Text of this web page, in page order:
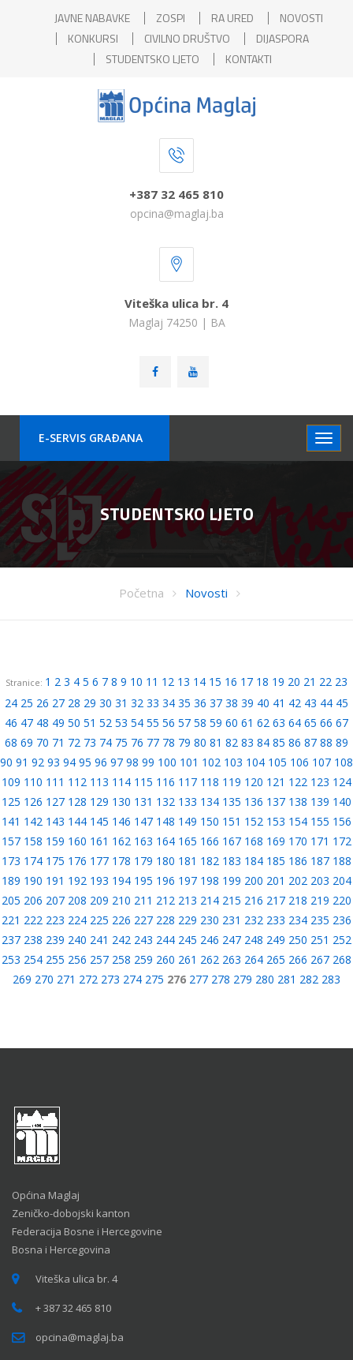
JAVNE NABAVKE ZOSPI RA URED
NOVOSTI
KONKURSI
CIVILNO DRUŠTVO
DIJASPORA
STUDENTSKO LJETO
KONTAKTI
+387 32 465 810
opcina@maglaj.ba
Viteška ulica br. 4
Maglaj 74250 | BA
E-SERVIS GRAÐANA
STUDENTSKO LJETO
Početna Novosti
Stranice: 1 2 3 4 5 6 7 8 9 10 11 12 13 14 15 16 17 18 19 20 21 22 23
24 25 26 27 28 29 30 31 32 33 34 35 36 37 38 39 40 41 42 43 44 45
46 47 48 49 50 51 52 53 54 55 56 57 58 59 60 61 62 63 64 65 66 67
68 69 70 71 72 73 74 75 76 77 78 79 80 81 82 83 84 85 86 87 88 89
90 91 92 93 94 95 96 97 98 99 100 101 102 103 104 105 106 107 108
109 110 111 112 113 114 115 116 117 118 119 120 121 122 123 124
125 126 127 128 129 130 131 132 133 134 135 136 137 138 139 140
141 142 143 144 145 146 147 148 149 150 151 152 153 154 155 156
157 158 159 160 161 162 163 164 165 166 167 168 169 170 171 172
173 174 175 176 177 178 179 180 181 182 183 184 185 186 187 188
189 190 191 192 193 194 195 196 197 198 199 200 201 202 203 204
205 206 207 208 209 210 211 212 213 214 215 216 217 218 219 220
221 222 223 224 225 226 227 228 229 230 231 232 233 234 235 236
237 238 239 240 241 242 243 244 245 246 247 248 249 250 251 252
253 254 255 256 257 258 259 260 261 262 263 264 265 266 267 268
269 270 271 272 273 274 275 276 277 278 279 280 281 282 283
Općina Maglaj
Zeničko-dobojski kanton
Federacija Bosne i Hercegovine
Bosna i Hercegovina
Viteška ulica br. 4
+ 387 32 465 810
opcina@maglaj.ba